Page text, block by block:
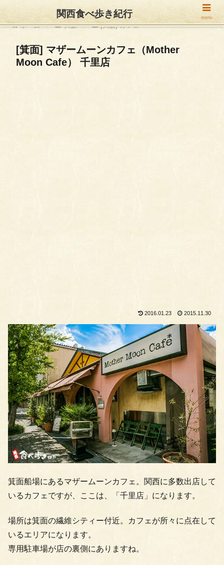
ホーム 大阪 [大阪] カフェ
[箕面] マザームーンカフェ（Mother
Moon Cafe） 千里店
2016.01.23 2015.11.30
箕面船場にあるマザームーンカフェ。関西に多数出店して
いるカフェですが、ここは、「千里店」になります。
場所は箕面の繊維シティー付近。カフェが所々に点在して
いるエリアになります。
専用駐車場が店の裏側にありますね。
関西食べ歩き紀行 menu